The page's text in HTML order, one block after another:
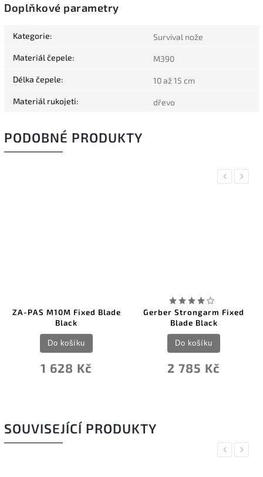
Doplňkové parametry
Kategorie: Survival nože
Materiál čepele: M390
Délka čepele: 10 až 15 cm
Materiál rukojeti: dřevo
PODOBNÉ PRODUKTY
Previous
ZA-PAS M10M Fixed Blade
Black
1 628 Kč
Do košíku
Gerber Strongarm Fixed
Blade Black
2 785 Kč
Do košíku
Next
SOUVISEJÍCÍ PRODUKTY
Previous
Next